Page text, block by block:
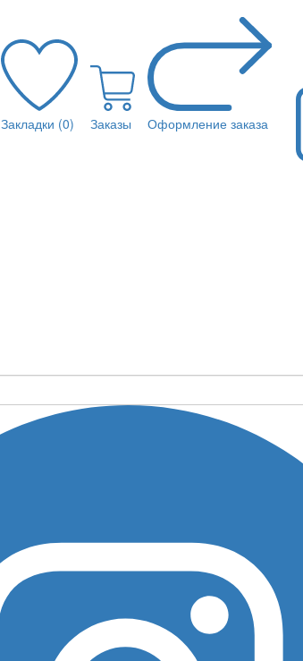
Закладки (0) Заказы
Оформление заказа